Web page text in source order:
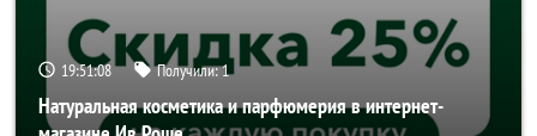
19:51:06 Получили:1
Натуральная косметика и парфюмерия в интернет-